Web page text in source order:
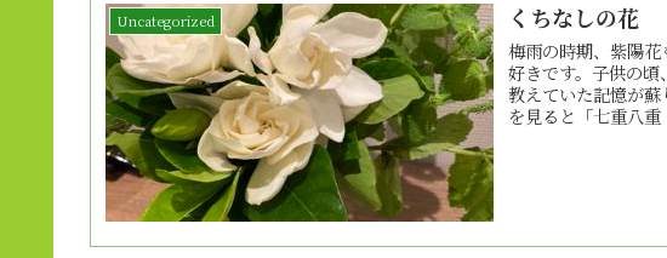
Uncategorized くちなしの花
梅雨の時期、紫陽
好きです。子供の
教えていた記憶が
を見ると「七重八